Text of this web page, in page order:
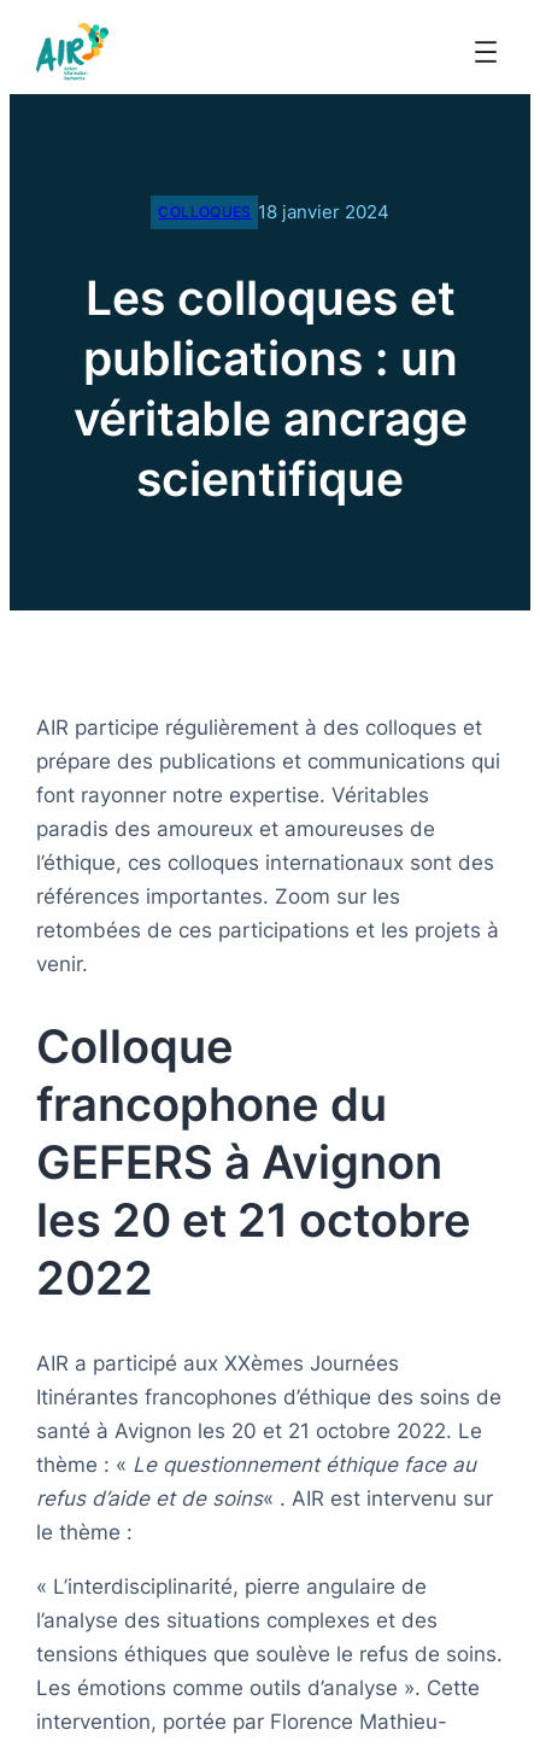
COLLOQUES 18 janvier 2024
Les colloques et
publications : un
véritable ancrage
scientifique
AIR participe régulièrement à des colloques et
prépare des publications et communications qui
font rayonner notre expertise. Véritables
paradis des amoureux et amoureuses de
l’éthique, ces colloques internationaux sont des
références importantes. Zoom sur les
retombées de ces participations et les projets à
venir.
Colloque
francophone du
GEFERS à Avignon
les 20 et 21 octobre
2022
AIR a participé aux XXèmes Journées
Itinérantes francophones d’éthique des soins de
santé à Avignon les 20 et 21 octobre 2022. Le
thème : « Le questionnement éthique face au
refus d’aide et de soins« . AIR est intervenu sur
le thème :
« L’interdisciplinarité, pierre angulaire de
l’analyse des situations complexes et des
tensions éthiques que soulève le refus de soins.
Les émotions comme outils d’analyse ». Cette
intervention, portée par Florence Mathieu-